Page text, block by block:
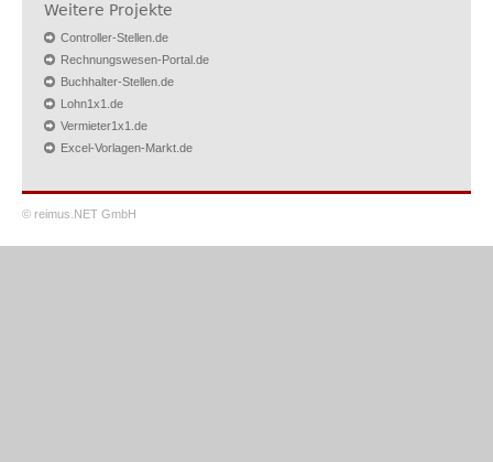
Weitere Projekte
Controller-Stellen.de
Rechnungswesen-Portal.de
Buchhalter-Stellen.de
Lohn1x1.de
Vermieter1x1.de
Excel-Vorlagen-Markt.de
© reimus.NET GmbH